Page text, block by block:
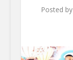
Posted by